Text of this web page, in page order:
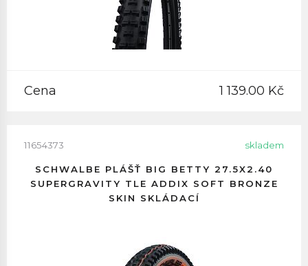
Cena 1 139.00 Kč
11654373 skladem
SCHWALBE PLÁŠŤ BIG BETTY 27.5X2.40
SUPERGRAVITY TLE ADDIX SOFT BRONZE
SKIN SKLÁDACÍ